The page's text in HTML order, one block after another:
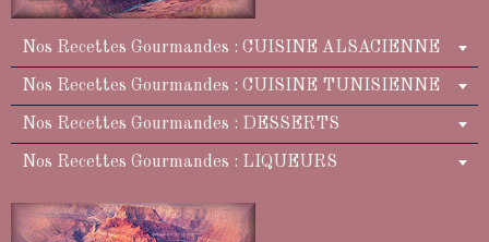
Nos Recettes Gourmandes : CUISINE ALSACIENNE
Nos Recettes Gourmandes : CUISINE TUNISIENNE
Nos Recettes Gourmandes : DESSERTS
Nos Recettes Gourmandes : LIQUEURS